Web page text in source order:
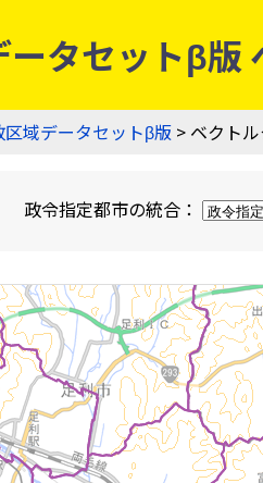
タセットβ版
域データセットβ版 > ベクト
政令指定都市の統合：